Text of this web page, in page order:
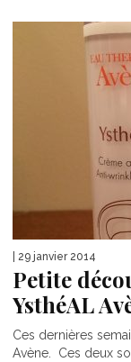
| 29 janvier 2014
Petite
YsthéAL
Ces dernières
Avène. Ces deux